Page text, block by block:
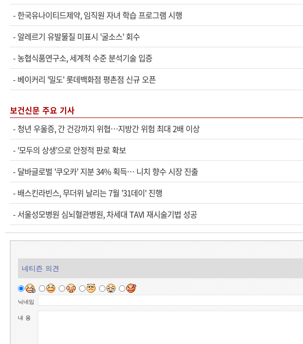
- 한국유나이티드제약, 임직원 자녀 학습 프로그램 시행
- 알레르기 유발물질 미표시 '굴소스' 회수
-농협식품연구소, 세계적 수준 분석기술 입증
- 베이커리 '밀도' 롯데백화점 평촌점 신규 오픈
보건신문 주요 기사
- 청년 우울증, 간 건강까지 위협…지방간 위험 최대 2배 이상
- '모두의 상생'으로 안정적 판로 확보
- 달바글로벌 '쿠오카' 지분 34% 획득… 니치 향수 시장 진출
- 배스킨라빈스, 무더위 날리는 7월 '31데이' 진행
- 서울성모병원 심뇌혈관병원, 차세대 TAVI 재시술기법 성공
네티즌 의견
닉네임
내 용